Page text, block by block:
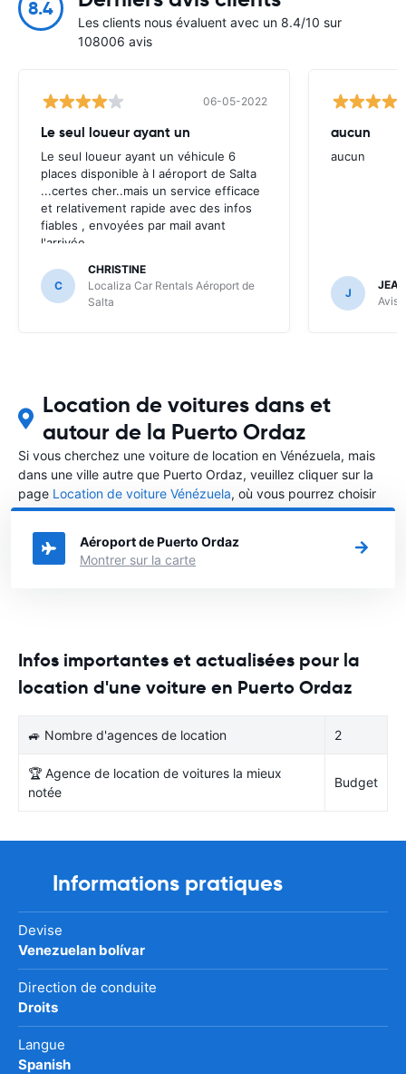
8.4
Les clients nous évaluent avec un 8.4/10 sur
108006 avis
06-05-2022
Le seul loueur ayant un
Le seul loueur ayant un véhicule 6
places disponible à l aéroport de Salta
...certes cher..mais un service efficace
et relativement rapide avec des infos
fiables , envoyées par mail avant
l'arrivée .
C
CHRISTINE
Localiza Car Rentals Aéroport de
Salta
aucun
aucun
J
Avis
Location de voitures dans et
autour de la Puerto Ordaz
Si vous cherchez une voiture de location en Vénézuela, mais
dans une ville autre que Puerto Ordaz, veuillez cliquer sur la
page Location de voiture Vénézuela, où vous pourrez choisir
la ville dans le Vénézuela où vous souhaitez louer une voiture.
Aéroport de Puerto Ordaz
Montrer sur la carte
Infos importantes et actualisées pour la
location d'une voiture en Puerto Ordaz
🚙 Nombre d'agences de location 2
🏆 Agence de location de voitures la mieux
notée
Budget
Informations pratiques
Devise
Venezuelan bolívar
Direction de conduite
Droits
Langue
Spanish